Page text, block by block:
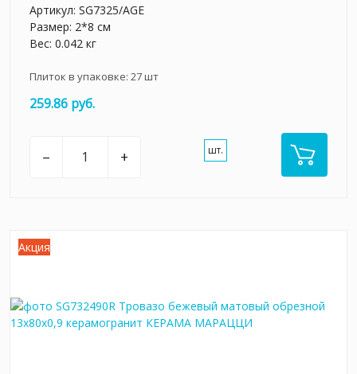
Артикул: SG7325/AGE
Размер: 2*8 см
Вес: 0.042 кг
Плиток в упаковке: 27шт
259.86 руб.
– + шт.
Акция